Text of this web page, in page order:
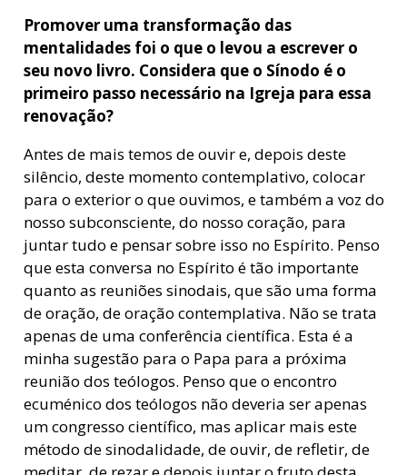
Promover uma transformação das
mentalidades foi o que o levou a escrever o
seu novo livro. Considera que o Sínodo é o
primeiro passo necessário na Igreja para essa
renovação?
Antes de mais temos de ouvir e, depois deste
silêncio, deste momento contemplativo, colocar
para o exterior o que ouvimos, e também a voz do
nosso subconsciente, do nosso coração, para
juntar tudo e pensar sobre isso no Espírito. Penso
que esta conversa no Espírito é tão importante
quanto as reuniões sinodais, que são uma forma
de oração, de oração contemplativa. Não se trata
apenas de uma conferência científica. Esta é a
minha sugestão para o Papa para a próxima
reunião dos teólogos. Penso que o encontro
ecuménico dos teólogos não deveria ser apenas
um congresso científico, mas aplicar mais este
método de sinodalidade, de ouvir, de refletir, de